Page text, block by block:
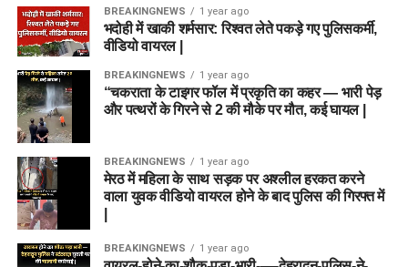
BREAKINGNEWS 1 year ago
भदोही में खाकी शर्मसार: रिश्वत लेते पकड़े गए पुलिसकर्मी,
वीडियो वायरल |
BREAKINGNEWS 1 year ago
“चकराता के टाइगर फॉल में प्रकृति का कहर — भारी पेड़
और पत्थरों के गिरने से 2 की मौके पर मौत, कई घायल |
BREAKINGNEWS 1 year ago
मेरठ में महिला के साथ सड़क पर अश्लील हरकत करने
वाला युवक वीडियो वायरल होने के बाद पुलिस की गिरफ्त में
BREAKINGNEWS 1 year ago